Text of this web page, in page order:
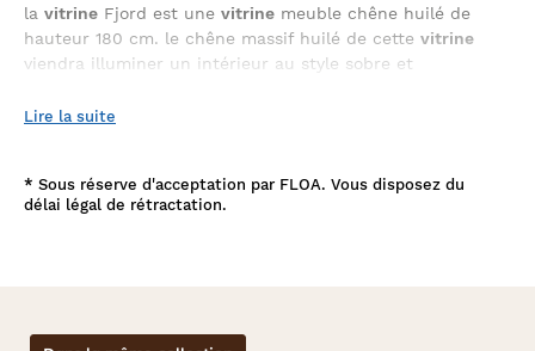
la vitrine Fjord est une vitrine meuble chêne huilé de
hauteur 180 cm. le chêne massif huilé de cette vitrine
viendra illuminer un intérieur au style sobre et
Ce meuble offre de réels espaces de
vaisselleou vos petits objets de décoration. Son style exotique
trouvera sa place dans votre salon, salle à manger et cuisine.
Lire la suite
* Sous réserve d'acceptation par FLOA. Vous disposez du
délai légal de rétractation.